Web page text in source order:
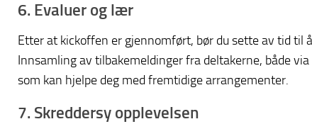
6. Evaluer og lær
Etter at kickoffen er gjennomført, bør du sette av tid til
Innsamling av tilbakemeldinger fra deltakerne, både
som kan hjelpe deg med fremtidige arrangementer.
7. Skreddersy opplevelsen